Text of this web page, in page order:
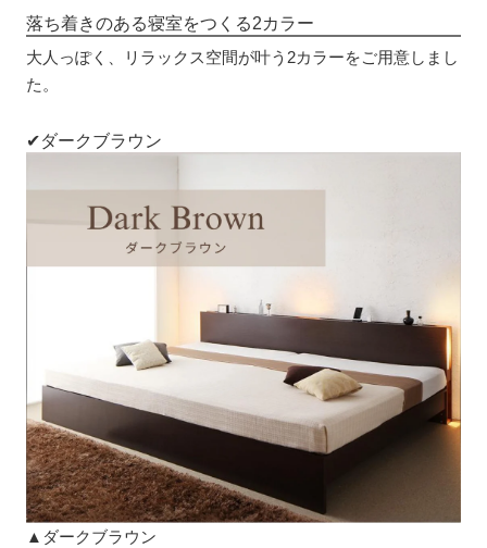
落ち着きのある寝室をつくる2カラー
大人っぽく、リラックス空間が叶う2カラーをご用意しまし
た。
✔ダークブラウン
▲ダークブラウン